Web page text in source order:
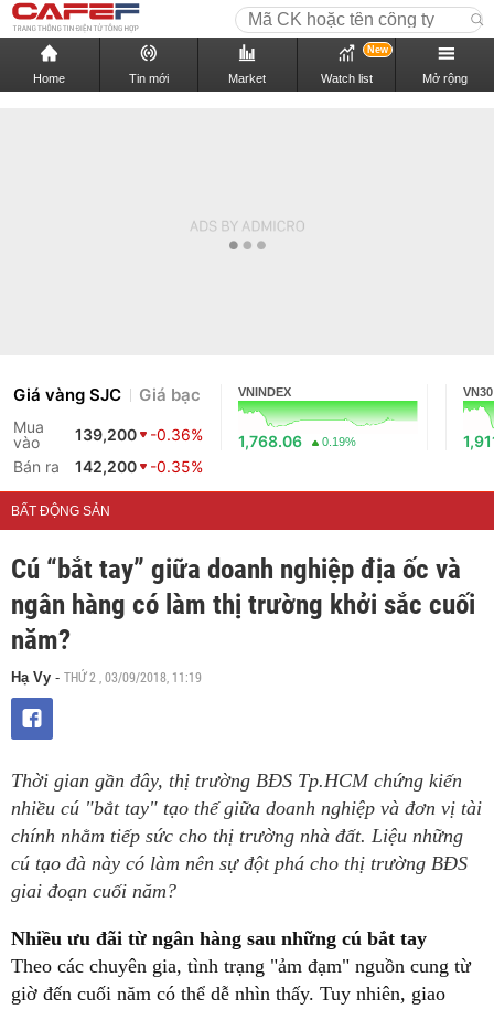
Home Tin mới Market Watch list
New
Mở rộng
Giá vàng SJC Giá bạc
Mua
vào
139,200
-0.36%
Bán ra
142,200 -0.35%
VNINDEX
1,768.06 0.19%
VN30
BẤT ĐỘNG SẢN
Cú “bắt tay” giữa doanh nghiệp địa ốc và
ngân hàng có làm thị trường khởi sắc cuối
năm?
Hạ Vy - THỨ 2 , 03/09/2018, 11:19
Thời gian gần đây, thị trường BĐS Tp.HCM chứng kiến
nhiều cú "bắt tay" tạo thế giữa doanh nghiệp và đơn vị tài
chính nhằm tiếp sức cho thị trường nhà đất. Liệu những
cú tạo đà này có làm nên sự đột phá cho thị trường BĐS
giai đoạn cuối năm?
Nhiều ưu đãi từ ngân hàng sau những cú bắt tay
Theo các chuyên gia, tình trạng "ảm đạm" nguồn cung từ
giờ đến cuối năm có thể dễ nhìn thấy. Tuy nhiên, giao